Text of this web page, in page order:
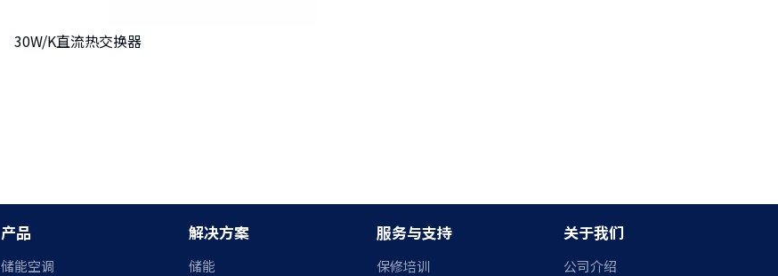
30W/K直流热交换器
产品
储能空调
解决方案
储能
服务与支持
保修培训
关于我们
公司介绍